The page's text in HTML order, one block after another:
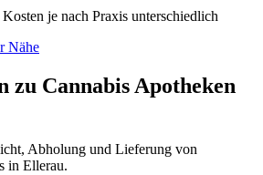
je nach Praxis unterschiedlich
Nähe
zu Cannabis Apotheken
Abholung und Lieferung von
in Ellerau.